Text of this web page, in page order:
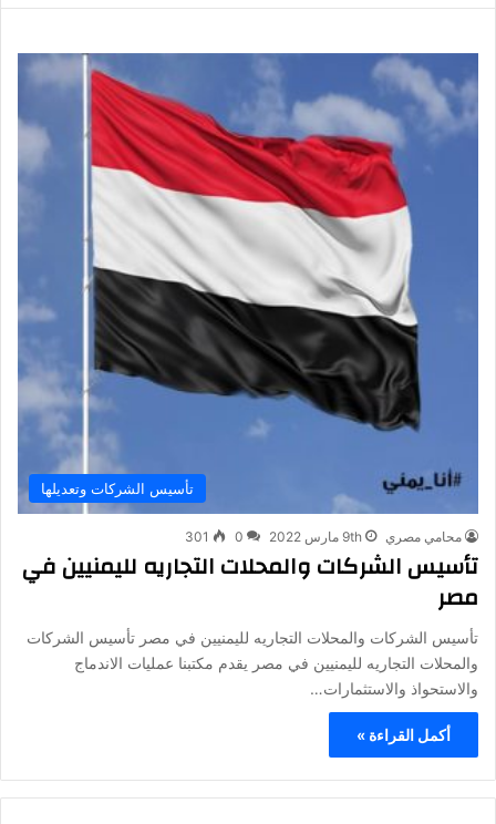
تأسيس الشركات وتعديلها
محامي مصري 9th مارس 2022 0
301
تأسيس الشركات والمحلات التجاريه لليمنيين في
مصر
تأسيس الشركات والمحلات التجاريه لليمنيين في مصر تأسيس الشركات
والمحلات التجاريه لليمنيين في مصر يقدم مكتبنا عمليات الاندماج
والاستحواذ والاستثمارات…
أكمل القراءة »